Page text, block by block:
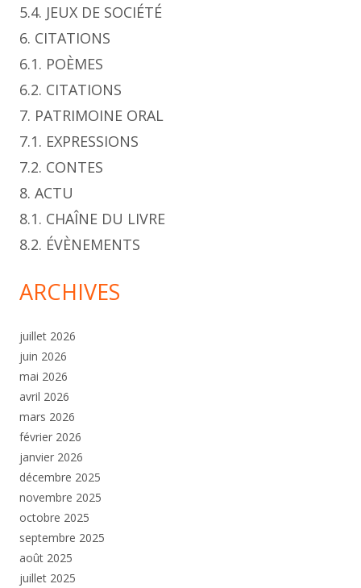
5.4. JEUX DE SOCIÉTÉ
6. CITATIONS
6.1. POÈMES
6.2. CITATIONS
7. PATRIMOINE ORAL
7.1. EXPRESSIONS
7.2. CONTES
8. ACTU
8.1. CHAÎNE DU LIVRE
8.2. ÉVÈNEMENTS
ARCHIVES
juillet 2026
juin 2026
mai 2026
avril 2026
mars 2026
février 2026
janvier 2026
décembre 2025
novembre 2025
octobre 2025
septembre 2025
août 2025
juillet 2025